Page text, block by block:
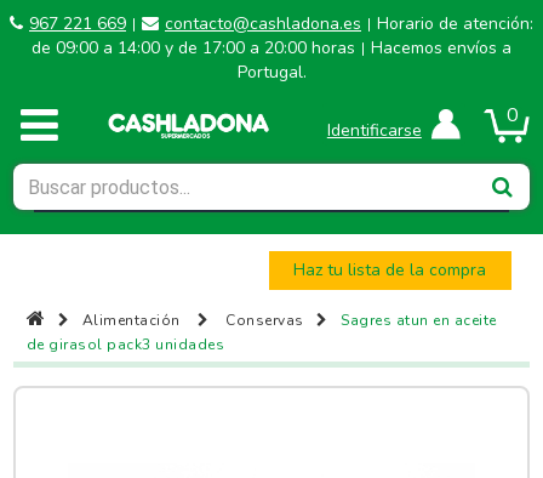
967 221 669 | contacto@cashladona.es | Horario de atención:
de 09:00 a 14:00 y de 17:00 a 20:00 horas | Hacemos envíos a
Portugal.
0
Identificarse
Haz tu lista de la compra
Alimentación Conservas
Sagres atun en aceite
de girasol pack3 unidades